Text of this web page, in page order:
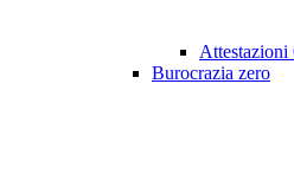
Attestazioni
Burocrazia zero